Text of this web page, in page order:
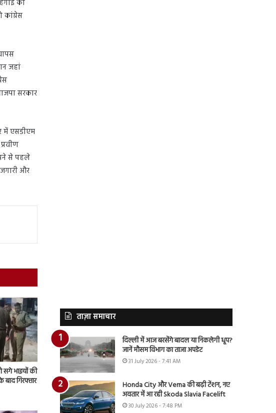
को
कांग्रेस
जहां
सरकार
में एसडीएम
से पहले
और
सगे भाइयों की
बाद गिरफ्तार
ताज़ा समाचार
दिल्ली में आज बरसेंगे बादल या निकलेगी धूप?
जानें मौसम विभाग का ताजा अपडेट
31 July 2026 - 7:41 AM
Honda City और Verna की बढ़ी टेंशन, नए
अवतार में आ रही Skoda Slavia Facelift
30 July 2026 - 7:48 PM